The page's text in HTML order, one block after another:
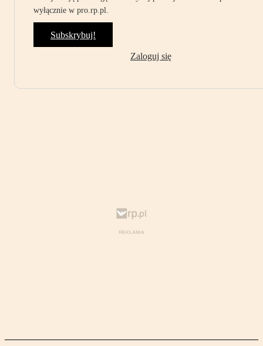
wyłącznie w pro.rp.pl.
Subskrybuj!
Zaloguj się